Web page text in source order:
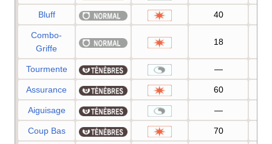
Bluff 40
Combo-
Griffe
18
Tourmente —
Assurance 60
Aiguisage —
Coup Bas 70